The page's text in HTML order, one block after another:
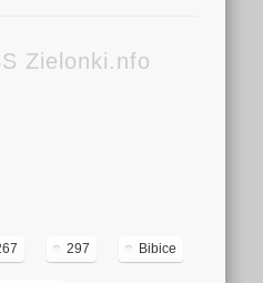
Zielonki.nfo
297 Bibice